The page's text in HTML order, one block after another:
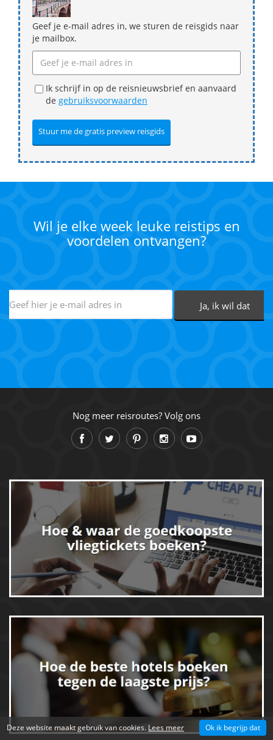
Geef je e-mail adres in, we sturen de reisgids naar
je mailbox.
Ik schrijf in op de reisnieuwsbrief en aanvaard
de gebruiksvoorwaarden
Wil je elke week leuke reistips en
voordelen ontvangen?
Nog meer reisroutes? Volg ons
Deze website maakt gebruik van cookies. Lees meer Ok ik begrijp dat